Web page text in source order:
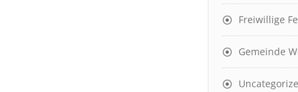
Freiwillige
Gemeinde